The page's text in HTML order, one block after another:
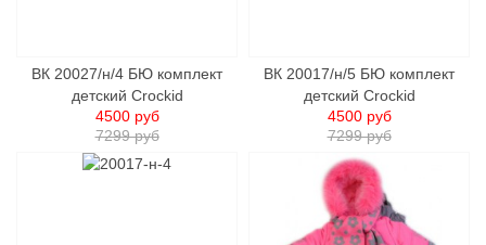
ВК 20027/н/4 БЮ комплект
детский Crockid
7299 руб
4500 руб
ВК 20017/н/5 БЮ комплект
детский Crockid
7299 руб
4500 руб